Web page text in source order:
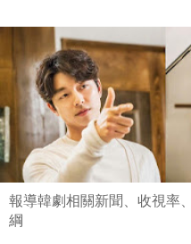
報導韓劇相關新聞、收視率
綱